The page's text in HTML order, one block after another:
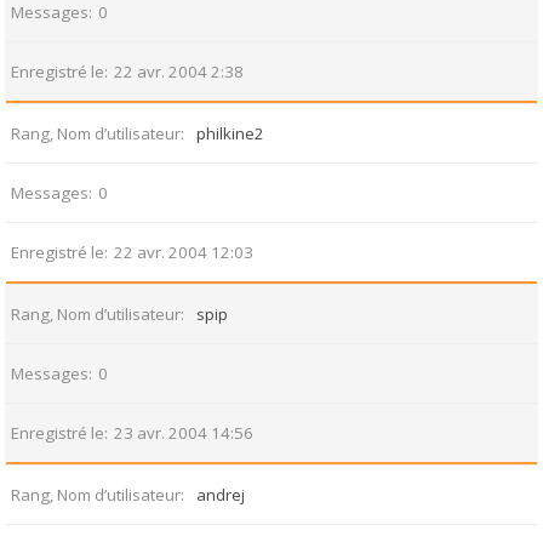
Messages 0
Enregistré le 22 avr. 2004 2:38
Rang, Nom d’utilisateur philkine2
Messages 0
Enregistré le 22 avr. 2004 12:03
Rang, Nom d’utilisateur spip
Messages 0
Enregistré le 23 avr. 2004 14:56
Rang, Nom d’utilisateur andrej